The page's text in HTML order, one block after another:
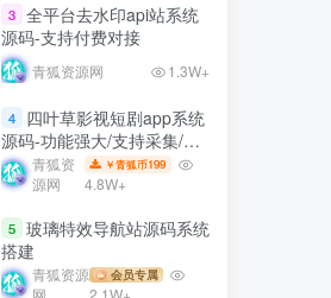
3 全平台去水印api站系统
源码-支持付费对接
青狐资源网 1.3W+
4
四叶草影视短剧app系统
源码-功能强大/支持采集/支
持会员模式等
青狐资
源网
￥青狐币199
4.8W+
5 玻璃特效导航站源码系统
搭建
青狐资源
会员专属